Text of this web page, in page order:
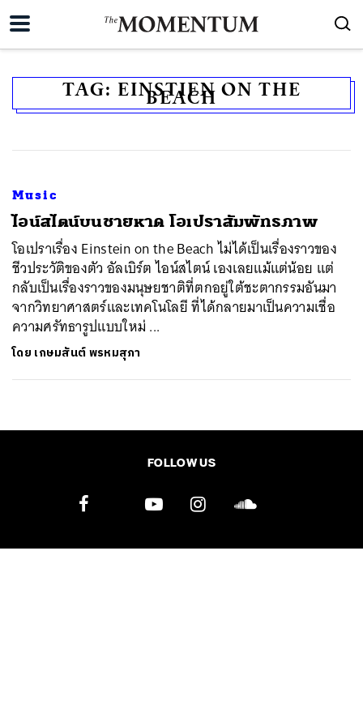
TAG: EINSTIEN ON THE
BEACH
Music
ไอน์สไตน์บนชายหาด โอเปราสัมพัทธภาพ
โอเปราเรื่อง Einstein on the Beach ไม่ได้เป็นเรื่องราวของ
ชีวประวัติของตัว อัลเบิร์ต ไอน์สไตน์ เองเลยแม้แต่น้อย แต่
กลับเป็นเรื่องราวของมนุษยชาติที่ตกอยู่ใต้ชะตากรรมอันมา
จากวิทยาศาสตร์และเทคโนโลยี ที่ได้กลายมาเป็นความเชื่อ
ความศรัทธารูปแบบใหม่ ...
โดย เกษมสันต์ พรหมสุภา
FOLLOW US
ค้นหา
SHARE TWEET LINE EMAIL